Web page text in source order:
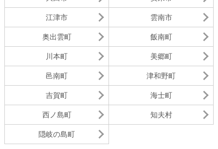
江津市 雲南市
奥出雲町 飯南町
川本町 美郷町
邑南町 津和野町
吉賀町 海士町
西ノ島町 知夫村
隠岐の島町